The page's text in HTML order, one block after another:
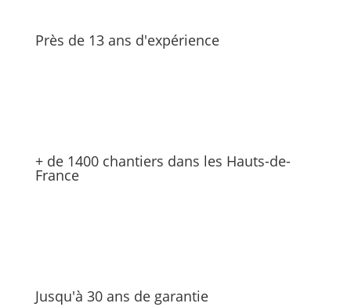
Près de 13 ans d'expérience
+ de 1400 chantiers dans les Hauts-de-
France
Jusqu'à 30 ans de garantie